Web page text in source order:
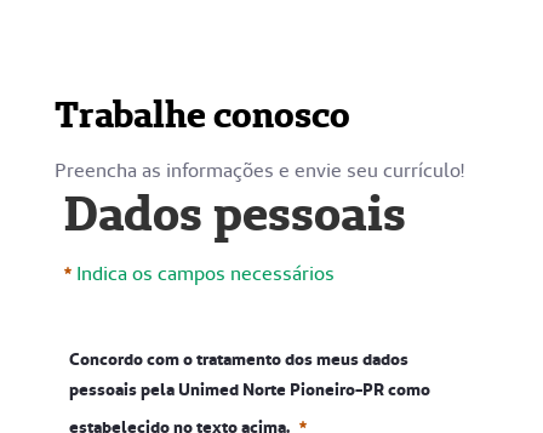
Trabalhe conosco
Preencha as informações e envie seu currículo!
Dados pessoais
Indica os campos necessários
Concordo com o tratamento dos meus dados
pessoais pela Unimed Norte Pioneiro-PR como
estabelecido no texto acima.